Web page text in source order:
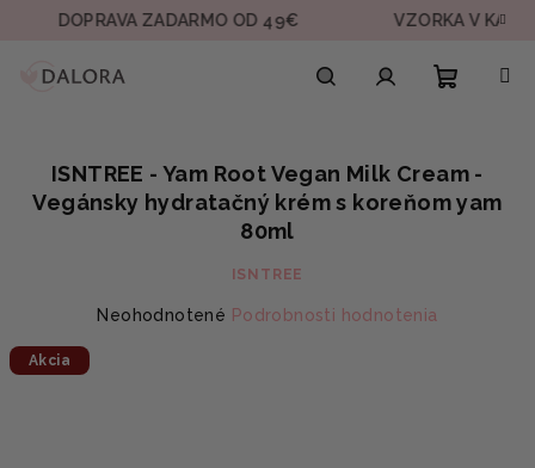
ZADARMO OD 49€ VZORKA V KAŽDEJ
košík
ISNTREE - Yam Root Vegan Milk Cream -
Vegánsky hydratačný krém s koreňom yam
80ml
ISNTREE
Priemerné
Neohodnotené Podrobnosti hodnotenia
Akcia